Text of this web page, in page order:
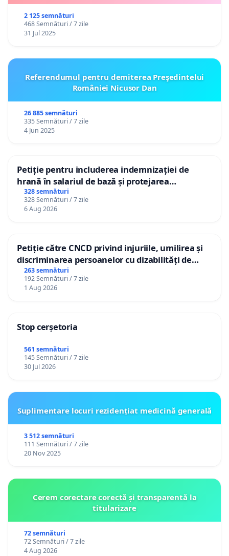
2 125 semnături
468 Semnături / 7 zile
31 Jul 2025
Referendumul pentru demiterea Preşedintelui
României Nicusor Dan
26 885 semnături
335 Semnături / 7 zile
4 Jun 2025
Petiție pentru includerea indemnizației de
hrană în salariul de bază și protejarea
gradațiilor de vechime pentru asistenții
personali
328 semnături
328 Semnături / 7 zile
6 Aug 2026
Petiție către CNCD privind injuriile, umilirea și
discriminarea persoanelor cu dizabilități de
către utilizatorul TikTok „Gorici”
263 semnături
192 Semnături / 7 zile
1 Aug 2026
Stop cerșetoria
561 semnături
145 Semnături / 7 zile
30 Jul 2026
Suplimentare locuri rezidențiat medicină generală
3 512 semnături
111 Semnături / 7 zile
20 Nov 2025
Cerem corectare corectă și transparentă la
titularizare
72 semnături
72 Semnături / 7 zile
4 Aug 2026